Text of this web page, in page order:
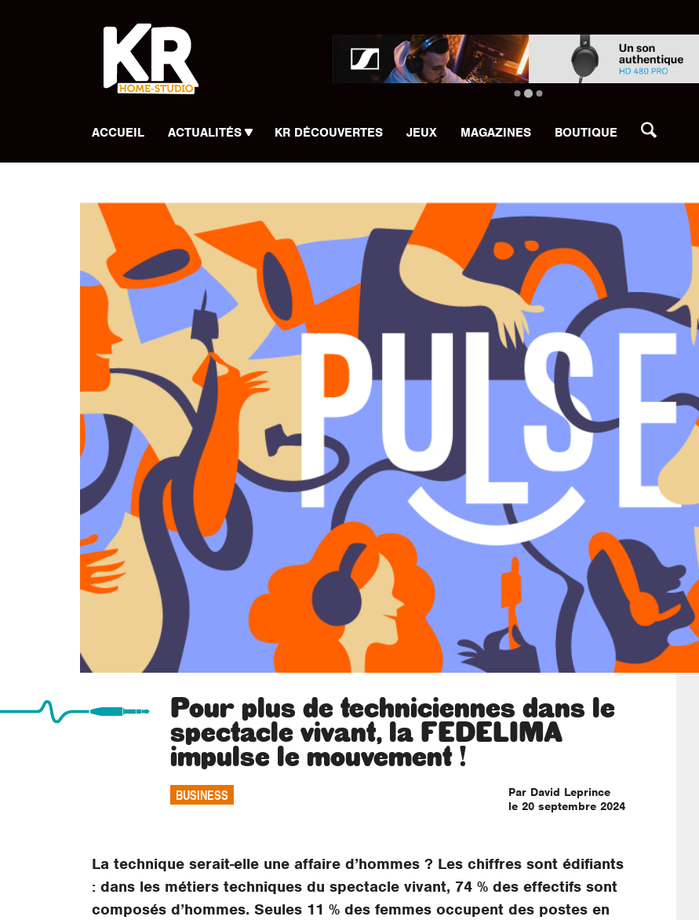
ACCUEIL ACTUALITÉS KR DÉCOUVERTES JEUX MAGAZINES BOUTIQUE
Pour plus de techniciennes dans le
spectacle vivant, la FEDELIMA
impulse le mouvement !
BUSINESS
Par David Leprince
le 20 septembre 2024
La technique serait-elle une affaire d’hommes ? Les chiffres sont édifiants
: dans les métiers techniques du spectacle vivant, 74 % des effectifs sont
composés d’hommes. Seules 11 % des femmes occupent des postes en